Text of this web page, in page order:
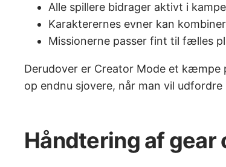
Alle spillere bidrager aktivt i
Karakterernes evner kan
Missionerne passer fint til fælles
Derudover er Creator Mode et kæmpe
op endnu sjovere, når man vil
Håndtering af gear